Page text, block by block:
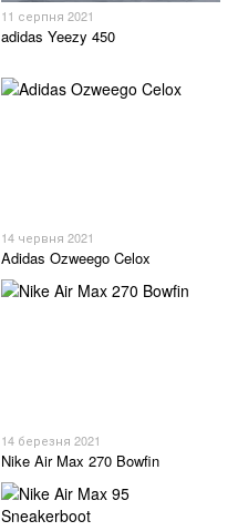
11 серпня 2021
adidas Yeezy 450
14 червня 2021
Adidas Ozweego Celox
14 березня 2021
Nike Air Max 270 Bowfin